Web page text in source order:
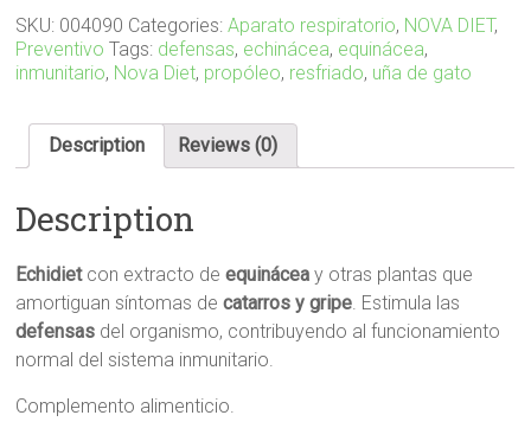
SKU: 004090 Categories:Aparato respiratorio, NOVA DIET,
Preventivo Tags: defensas, echinácea, equinácea,
inmunitario, Nova Diet, propóleo, resfriado, uña de gato
Description Reviews (0)
Description
Echidietcon extracto deequinácea y otras plantas que
amortiguan síntomas decatarros y gripe . Estimula las
defensas del organismo, contribuyendo al funcionamiento
normal del sistema inmunitario.
Complemento alimenticio.